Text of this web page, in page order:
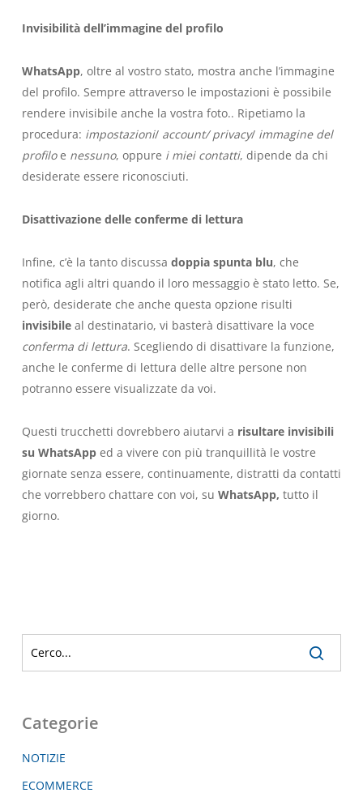
Invisibilità dell’immagine del profilo
WhatsApp, oltre al vostro stato, mostra anche l’immagine
del profilo. Sempre attraverso le impostazioni è possibile
rendere invisibile anche la vostra foto.. Ripetiamo la
procedura: impostazioni/ account/ privacy/ immagine del
profiloe nessuno, oppure i miei contatti, dipende da chi
desiderate essere riconosciuti.
Disattivazione delle conferme di lettura
Infine, c’è la tanto discussa doppia spunta blu, che
notifica agli altri quando il loro messaggio è stato letto. Se,
però, desiderate che anche questa opzione risulti
invisibileal destinatario, vi basterà disattivare la voce
conferma di lettura. Scegliendo di disattivare la funzione,
anche le conferme di lettura delle altre persone non
potranno essere visualizzate da voi.
Questi trucchetti dovrebbero aiutarvi a risultare invisibili
su WhatsApp ed a vivere con più tranquillità le vostre
giornate senza essere, continuamente, distratti da contatti
che vorrebbero chattare con voi, su WhatsApp, tutto il
giorno.
Categorie
NOTIZIE
ECOMMERCE